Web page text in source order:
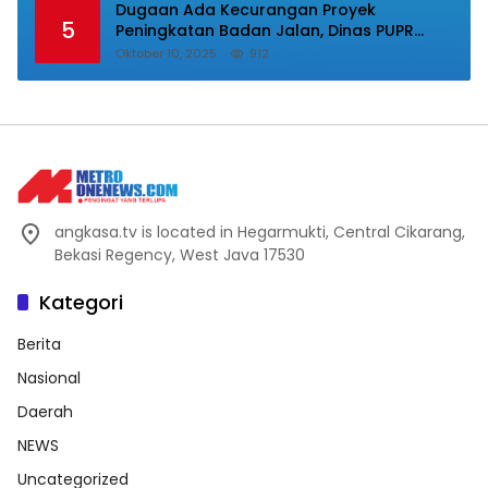
5
Dugaan Ada Kecurangan Proyek
Peningkatan Badan Jalan, Dinas PUPR
Labura Diadukan Ke Kejatisu.
Oktober 10, 2025 912
angkasa.tv is located in Hegarmukti, Central Cikarang,
Bekasi Regency, West Java 17530
Kategori
Berita
Nasional
Daerah
NEWS
Uncategorized